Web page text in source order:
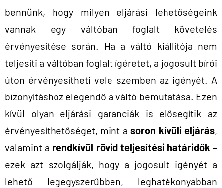
bennünk, hogy milyen eljárási lehetőségeink
vannak egy váltóban foglalt követelés
érvényesítése során. Ha a váltó kiállítója nem
teljesíti a váltóban foglalt ígéretet, a jogosult bírói
úton érvényesítheti vele szemben az igényét. A
bizonyításhoz elegendő a váltó bemutatása. Ezen
kívül olyan eljárási garanciák is elősegítik az
érvényesíthetőséget, mint asoron kívüli eljárás,
valamint a rendkívül rövid teljesítési határidők –
ezek azt szolgálják, hogy a jogosult igényét a
lehető legegyszerűbben, leghatékonyabban